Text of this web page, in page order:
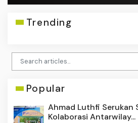
Trending
Popular
Ahmad Luthfi Serukan
Kolaborasi Antarwilay...